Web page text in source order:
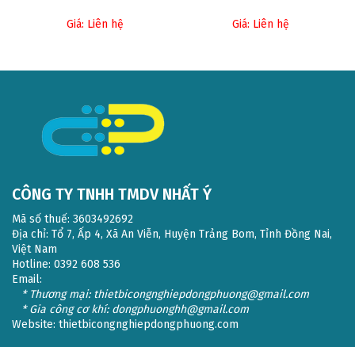
Giá: Liên hệ Giá: Liên hệ
CÔNG TY TNHH TMDV NHẤT Ý
Mã số thuế: 3603492692
Địa chỉ: Tổ 7, Ấp 4, Xã An Viễn, Huyện Trảng Bom, Tỉnh Đồng Nai,
Việt Nam
Hotline: 0392 608 536
Email:
* Thương mại: thietbicongnghiepdongphuong@gmail.com
* Gia công cơ khí: dongphuonghh@gmail.com
Website: thietbicongnghiepdongphuong.com